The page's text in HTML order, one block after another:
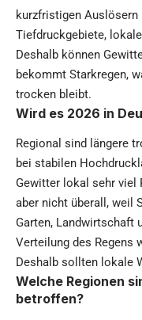
kurzfristigen Auslösern
Tiefdruckgebiete,
Deshalb können
bekommt Starkregen,
trocken bleibt.
Wird es 2026 in
Regional sind längere
bei stabilen
Gewitter lokal sehr viel
aber nicht überall, weil
Garten, Landwirtschaft
Verteilung des Regens
Deshalb sollten lokale
Welche Regionen
betroffen?